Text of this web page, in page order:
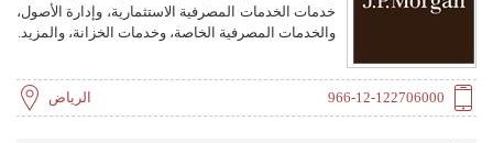
خدمات الخدمات المصرفية الاستثمارية، وإدارة الأصول،
والخدمات المصرفية الخاصة، وخدمات الخزانة، والمزيد.
966-12-122706000 الرياض